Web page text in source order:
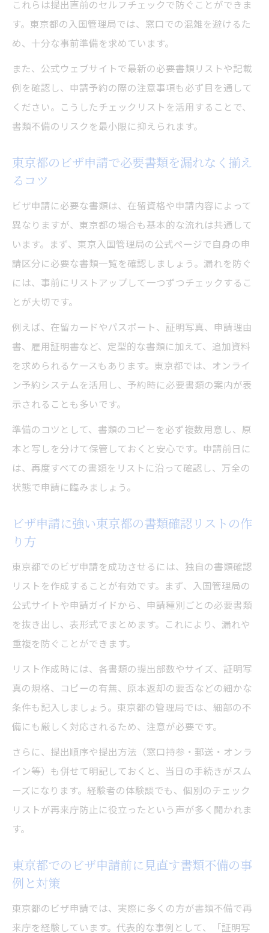
これらは提出直前のセルフチェックで防ぐことができま
す。東京都の入国管理局では、窓口での混雑を避けるた
め、十分な事前準備を求めています。
また、公式ウェブサイトで最新の必要書類リストや記載
例を確認し、申請予約の際の注意事項も必ず目を通して
ください。こうしたチェックリストを活用することで、
書類不備のリスクを最小限に抑えられます。
東京都のビザ申請で必要書類を漏れなく揃え
るコツ
ビザ申請に必要な書類は、在留資格や申請内容によって
異なりますが、東京都の場合も基本的な流れは共通して
います。まず、東京入国管理局の公式ページで自身の申
請区分に必要な書類一覧を確認しましょう。漏れを防ぐ
には、事前にリストアップして一つずつチェックするこ
とが大切です。
例えば、在留カードやパスポート、証明写真、申請理由
書、雇用証明書など、定型的な書類に加えて、追加資料
を求められるケースもあります。東京都では、オンライ
ン予約システムを活用し、予約時に必要書類の案内が表
示されることも多いです。
準備のコツとして、書類のコピーを必ず複数用意し、原
本と写しを分けて保管しておくと安心です。申請前日に
は、再度すべての書類をリストに沿って確認し、万全の
状態で申請に臨みましょう。
ビザ申請に強い東京都の書類確認リストの作
り方
東京都でのビザ申請を成功させるには、独自の書類確認
リストを作成することが有効です。まず、入国管理局の
公式サイトや申請ガイドから、申請種別ごとの必要書類
を抜き出し、表形式でまとめます。これにより、漏れや
重複を防ぐことができます。
リスト作成時には、各書類の提出部数やサイズ、証明写
真の規格、コピーの有無、原本返却の要否などの細かな
条件も記入しましょう。東京都の管理局では、細部の不
備にも厳しく対応されるため、注意が必要です。
さらに、提出順序や提出方法（窓口持参・郵送・オンラ
イン等）も併せて明記しておくと、当日の手続きがスム
ーズになります。経験者の体験談でも、個別のチェック
リストが再来庁防止に役立ったという声が多く聞かれま
す。
東京都でのビザ申請前に見直す書類不備の事
例と対策
東京都のビザ申請では、実際に多くの方が書類不備で再
来庁を経験しています。代表的な事例として、「証明写